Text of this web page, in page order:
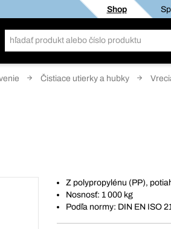
Shop
Čistiace utierky a hubky
Z polypropylénu (PP),
Nosnosť: 1 000 kg
Podľa normy: DIN EN ISO